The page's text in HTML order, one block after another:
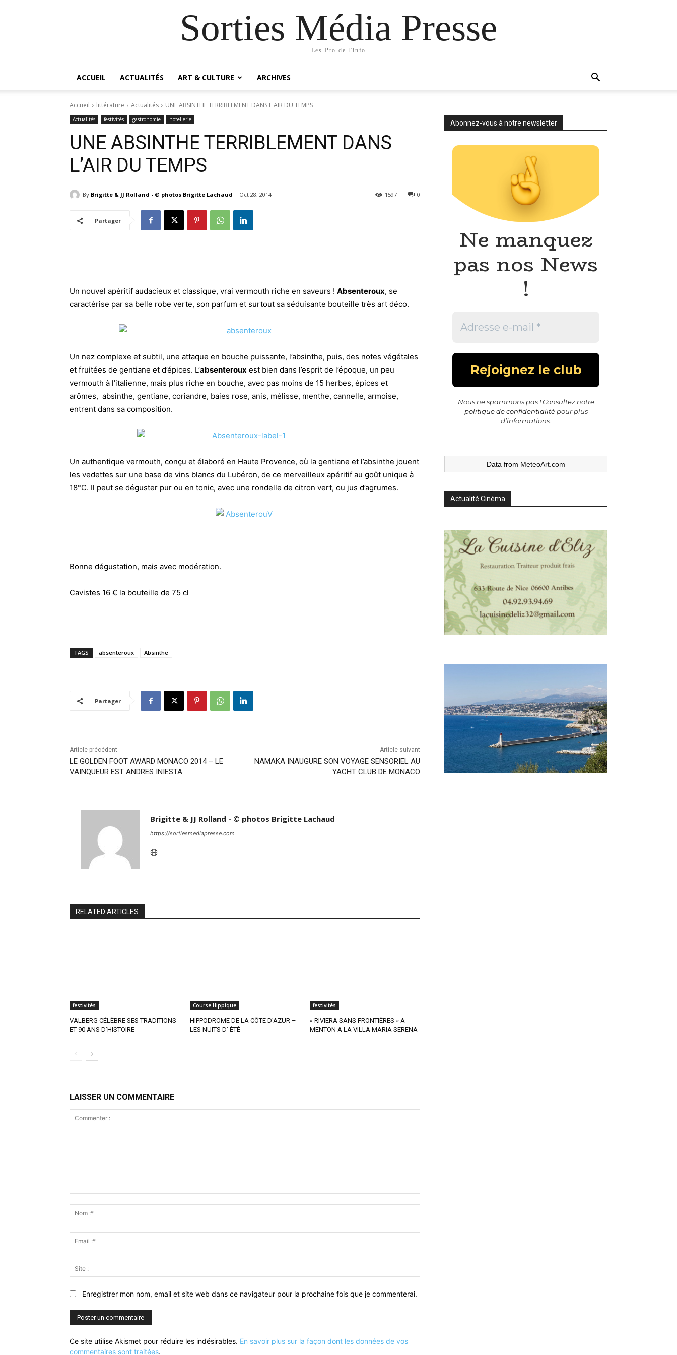
Sorties Média Presse
Les Pro de l'info
ACCUEIL ACTUALITÉS ART & CULTURE ARCHIVES
Accueil littérature Actualités UNE ABSINTHE TERRIBLEMENT DANS L'AIR DU TEMPS
Actualités festivités gastronomie hotellerie
UNE ABSINTHE TERRIBLEMENT DANS
L’AIR DU TEMPS
By Brigitte & JJ Rolland - © photos Brigitte Lachaud Oct 28, 2014 0
1597
Partager
Un nouvel apéritif audacieux et classique, vrai vermouth riche en saveurs ! Absenteroux, se
caractérise par sa belle robe verte, son parfum et surtout sa séduisante bouteille très art déco.
Un nez complexe et subtil, une attaque en bouche puissante, l’absinthe, puis, des notes végétales
et fruitées de gentiane et d’épices. L’absenteroux est bien dans l’esprit de l’époque, un peu
vermouth à l’italienne, mais plus riche en bouche, avec pas moins de 15 herbes, épices et
arômes, absinthe, gentiane, coriandre, baies rose, anis, mélisse, menthe, cannelle, armoise,
entrent dans sa composition.
Un authentique vermouth, conçu et élaboré en Haute Provence, où la gentiane et l’absinthe jouent
les vedettes sur une base de vins blancs du Lubéron, de ce merveilleux apéritif au goût unique à
18°C. Il peut se déguster pur ou en tonic, avec une rondelle de citron vert, ou jus d’agrumes.
Bonne dégustation, mais avec modération.
Cavistes 16 € la bouteille de 75 cl
TAGS absenteroux Absinthe
Partager
Article précédent
LE GOLDEN FOOT AWARD MONACO 2014 – LE
VAINQUEUR EST ANDRES INIESTA
Article suivant
NAMAKA INAUGURE SON VOYAGE SENSORIEL AU
YACHT CLUB DE MONACO
Brigitte & JJ Rolland - © photos Brigitte Lachaud
https://sortiesmediapresse.com
RELATED ARTICLES
festivités
VALBERG CÉLÈBRE SES TRADITIONS
ET 90 ANS D’HISTOIRE
Course Hippique
HIPPODROME DE LA CÔTE D’AZUR –
LES NUITS D’ ÉTÉ
festivités
« RIVIERA SANS FRONTIÈRES » A
MENTON A LA VILLA MARIA SERENA
LAISSER UN COMMENTAIRE
:*
:*
:
Enregistrer mon nom, email et site web dans ce navigateur pour la prochaine fois que je commenterai.
Ce site utilise Akismet pour réduire les indésirables. En savoir plus sur la façon dont les données de vos
commentaires sont traitées.
Abonnez-vous à notre newsletter
Ne manquez
pas nos News
!
Nous ne spammons pas ! Consultez notre
politique de confidentialitépour plus
d’informations.
Data from MeteoArt.com
Actualité Cinéma